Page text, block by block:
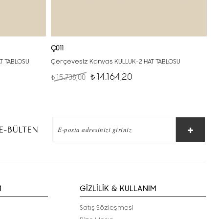
Ç011
Çerçevesiz Kanvas KULLUK-2 HAT TABLOSU
t 15.738,00 t14.164,20
E-BÜLTEN
GİZLİLİK & KULLANIM
Satış Sözleşmesi